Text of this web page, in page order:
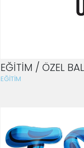
EĞİTİM / ÖZEL
EĞİTİM